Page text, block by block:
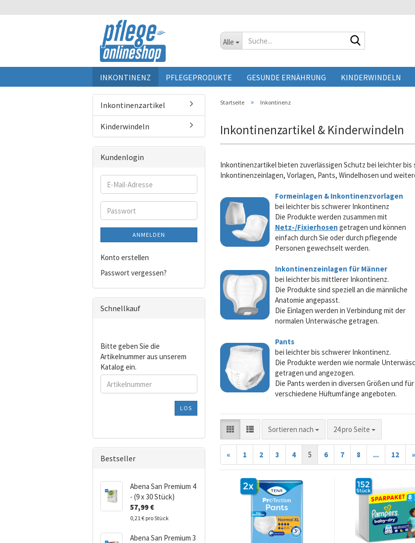
Alle
INKONTINENZ PFLEGEPRODUKTE GESUNDE ERNÄHRUNG KINDERWINDELN
Startseite » Inkontinenz
Inkontinenzartikel & Kinderwindeln
Inkontinenzartikel bieten zuverlässigen Schutz bei leichter bis
Inkontinenzeinlagen, Vorlagen, Pants, Windelhosen und
Formeinlagen & Inkontinenzvorlagen
bei leichter bis schwerer Inkontinenz
Die Produkte werden zusammen mit
Netz-/Fixierhosen getragen und können
einfach durch Sie oder durch pflegende
Personen gewechselt werden.
Inkontinenzeinlagen für Männer
bei leichter bis mittlerer Inkontinenz.
Die Produkte sind speziell an die männliche
Anatomie angepasst.
Die Einlagen werden in Verbindung mit der
normalen Unterwäsche getragen.
Pants
bei leichter bis schwerer Inkontinenz.
Die Produkte werden wie normale
getragen und angezogen.
Die Pants werden in diversen Größen und für
verschiedene Hüftumfänge angeboten.
Sortieren nach
Sortieren nach 24 pro Seite
pro Seite
« 1 2 3 4 5 6 7 8 ... 12 »
Inkontinenzartikel
Kinderwindeln
Kundenlogin
E-
Mail-
Passwort
ANMELDEN
Konto erstellen
Passwort vergessen?
Schnellkauf
BITTE
GEBEN
SIE
DIE
ARTIKELNUMMER
Bitte geben Sie die
Artikelnummer aus unserem
Katalog ein.
LOS
Bestseller
Abena San Premium 4
- (9 x 30 Stück)
57,99 €
0,21 € pro Stück
Abena San Premium 3